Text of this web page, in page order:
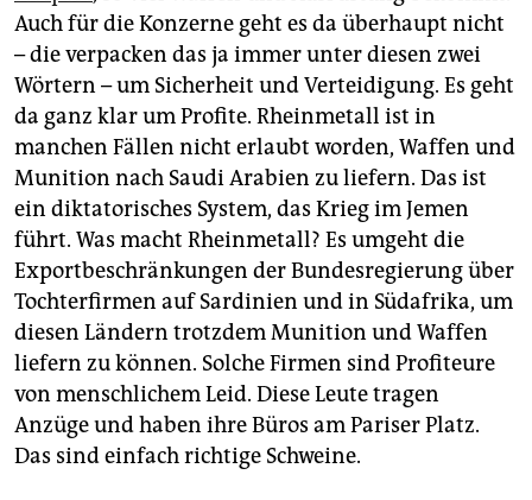
Auch für die Konzerne geht es da überhaupt nicht
– die verpacken das ja immer unter diesen zwei
Wörtern – um Sicherheit und Verteidigung. Es geht
da ganz klar um Profite. Rheinmetall ist in
manchen Fällen nicht erlaubt worden, Waffen und
Munition nach Saudi Arabien zu liefern. Das ist
ein diktatorisches System, das Krieg im Jemen
führt. Was macht Rheinmetall? Es umgeht die
Exportbeschränkungen der Bundesregierung über
Tochterfirmen auf Sardinien und in Südafrika, um
diesen Ländern trotzdem Munition und Waffen
liefern zu können. Solche Firmen sind Profiteure
von menschlichem Leid. Diese Leute tragen
Anzüge und haben ihre Büros am Pariser Platz.
Das sind einfach richtige Schweine.